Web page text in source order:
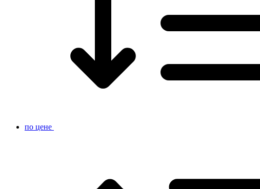
по цене